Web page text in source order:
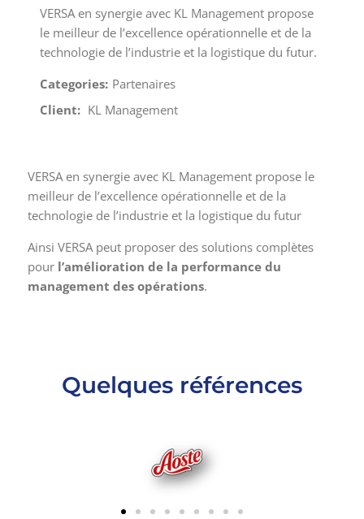
VERSA en synergie avec KL Management propose
le meilleur de l’excellence opérationnelle et de la
technologie de l’industrie et la logistique du futur.
Categories: Partenaires
Client: KL Management
VERSA en synergie avec KL Management propose le
meilleur de l’excellence opérationnelle et de la
technologie de l’industrie et la logistique du futur
Ainsi VERSA peut proposer des solutions complètes
pour l’amélioration de la performance du
management des opérations.
Quelques références